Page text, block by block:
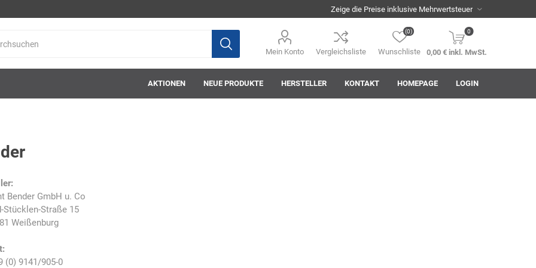
Mein Konto Vergleichsliste Wunschliste
(0) 0
0,00 € inkl. MwSt.
AKTIONEN NEUE PRODUKTE HERSTELLER
Alwit
KONTAKT HOMEPAGE LOGIN
Bender GmbH u. Co
Stücklen-Straße 15
Weißenburg
(0) 9141/905-0